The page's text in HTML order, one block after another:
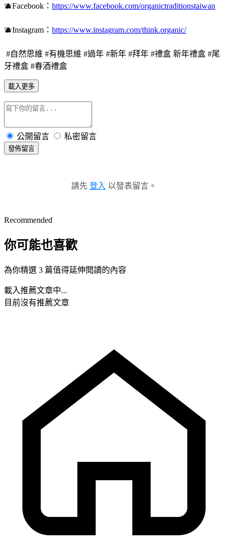
🫐Facebook： https://www.facebook.com/organictraditionstaiwan
🫐Instagram： https://www.instagram.com/think.organic/
#自然思維 #有機思維 #過年 #新年 #拜年 #禮盒 新年禮盒 #尾
牙禮盒 #春酒禮盒
載入更多
公開留言 私密留言
發佈留言
請先 登入 以發表留言。
Recommended
你可能也喜歡
為你精選 3 篇值得延伸閱讀的內容
載入推薦文章中...
目前沒有推薦文章